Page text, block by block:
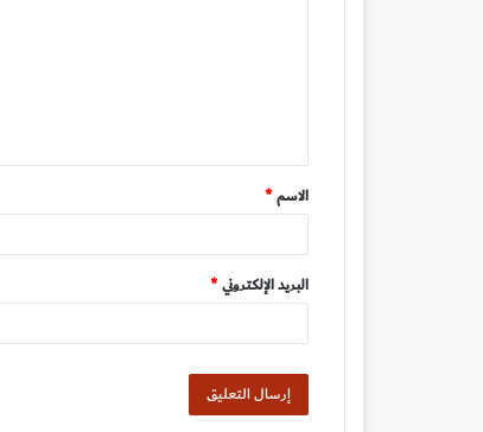
ق
*
الاسم*
البريد الإلكتروني*